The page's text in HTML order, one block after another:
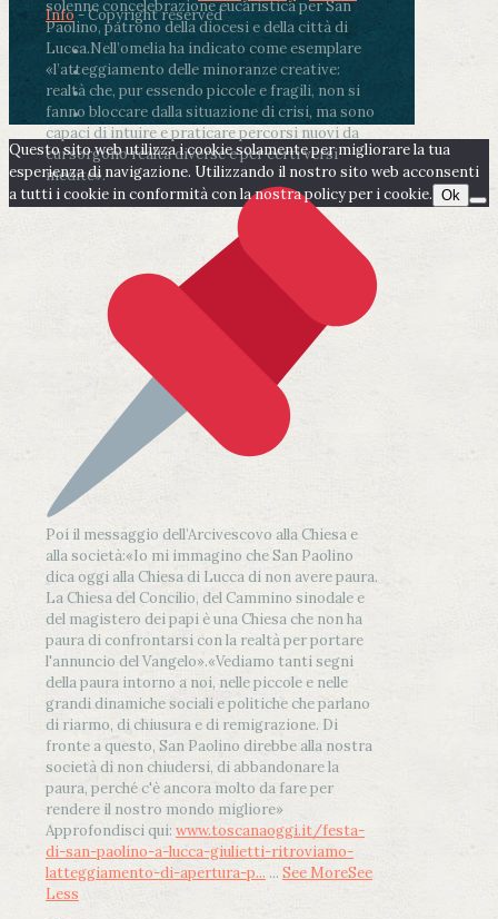
solenne concelebrazione eucaristica per San
Paolino, patrono della diocesi e della città di
Lucca.Nell’omelia ha indicato come esemplare
«l’atteggiamento delle minoranze creative:
realtà che, pur essendo piccole e fragili, non si
fanno bloccare dalla situazione di crisi, ma sono
capaci di intuire e praticare percorsi nuovi da
cui sorgono realtà diverse e per certi versi
inedite».
Poi il messaggio dell’Arcivescovo alla Chiesa e
alla società:«Io mi immagino che San Paolino
dica oggi alla Chiesa di Lucca di non avere paura.
La Chiesa del Concilio, del Cammino sinodale e
del magistero dei papi è una Chiesa che non ha
paura di confrontarsi con la realtà per portare
l'annuncio del Vangelo».«Vediamo tanti segni
della paura intorno a noi, nelle piccole e nelle
grandi dinamiche sociali e politiche che parlano
di riarmo, di chiusura e di remigrazione. Di
fronte a questo, San Paolino direbbe alla nostra
società di non chiudersi, di abbandonare la
paura, perché c'è ancora molto da fare per
rendere il nostro mondo migliore»
Approfondisci qui: www.toscanaoggi.it/festa-
di-san-paolino-a-lucca-giulietti-ritroviamo-
latteggiamento-di-apertura-p... ... See MoreSee
Less
Info- Copyright reserved
Questo sito web utilizza i cookie solamente per migliorare la tua
esperienza di navigazione. Utilizzando il nostro sito web acconsenti
a tutti i cookie in conformità con la nostra policy per i cookie. Ok